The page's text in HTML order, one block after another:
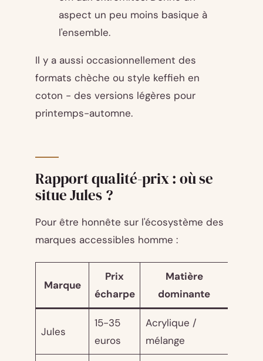
aspect un peu moins basique à
l'ensemble.
Il y a aussi occasionnellement des
formats chèche ou style keffieh en
coton - des versions légères pour
printemps-automne.
Rapport qualité-prix : où se
situe Jules ?
Pour être honnête sur l'écosystème des
marques accessibles homme :
Marque
Prix
écharpe
Matière
dominante
Jules
15-35
euros
Acrylique /
mélange